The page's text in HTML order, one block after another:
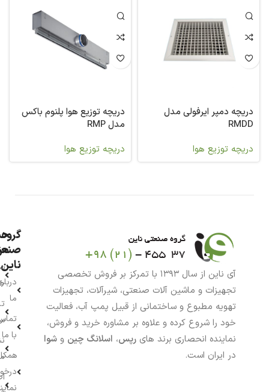
دریچه دمپر ایرفولی مدل
RMDD
دریچه توزیع هوا
دریچه توزیع هوا پلنوم باکس
مدل RMP
دریچه توزیع هوا
آی ناین از سال ۱۳۹۳ با تمرکز بر فروش تخصصی
تجهیزات و ماشین آلات صنعتی، شیرآلات، تجهیزات
تهویه مطبوع و ساختمانی از قبیل پمپ آب، فعالیت
خود را شروع کرده و علاوه بر مشاوره خرید و فروش،
نماینده انحصاری برند های رپس، اسلانگ چین و شوا
در ایران است.
گروه
ناین
ما
با ما